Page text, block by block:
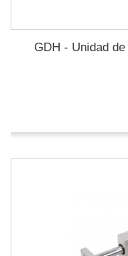
GDH - Unidad